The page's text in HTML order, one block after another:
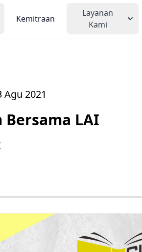
Kemitraan
Layanan
Kami
2021
Bersama LAI